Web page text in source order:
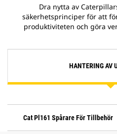
Dra nytta av
säkerhetsprinciper för att
produktiviteten och göra
HANTERING AV
Cat Pl161 Spårare För Tillbehör